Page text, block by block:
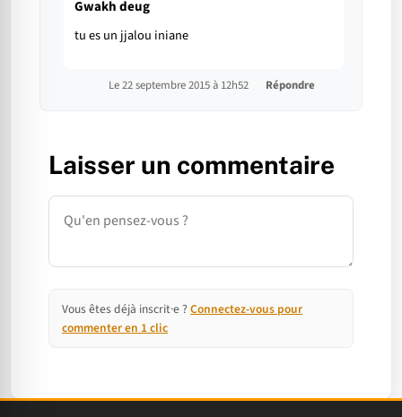
Gwakh deug
tu es un jjalou iniane
Le 22 septembre 2015 à 12h52 Répondre
Laisser un commentaire
Commentaire
Vous êtes déjà inscrit·e ? Connectez-vous pour
commenter en 1 clic